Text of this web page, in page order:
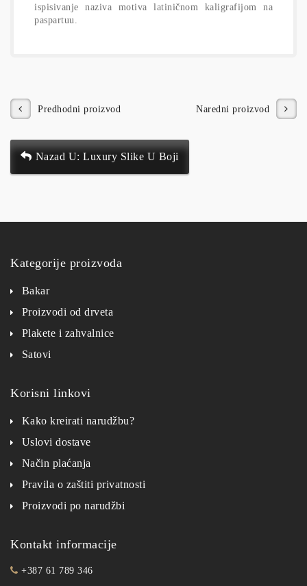
ispisivanje naziva motiva latiničnom kaligrafijom na
paspartuu.
Naredni proizvod
Predhodni proizvod
Nazad U: Luxury Slike U Boji
Kategorije proizvoda
Bakar
Proizvodi od drveta
Plakete i zahvalnice
Satovi
Korisni linkovi
Kako kreirati narudžbu?
Uslovi dostave
Način plaćanja
Pravila o zaštiti privatnosti
Proizvodi po narudžbi
Kontakt informacije
+387 61 789 346